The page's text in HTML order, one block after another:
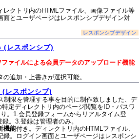
クトリ内のHTMLファイル、画像ファイル等
とユーザページはレスポンシブデザイン対
レスポンシブデザイン
(レスポンシブ)
ァイルによる会員データのアップロード機能
追加・上書きが選択可能。
レスポンシブ)
制限を管理する事を目的に制作致しました、デ
定ディレクトリ内のページ閲覧をID・パスワ
。1.会員登録フォームからリアルタイム登
。3.登録は管理者のみ。
機能付き。ディレクトリ内のHTMLファイル、
。ログイン画面とユーザページはレスポンシ